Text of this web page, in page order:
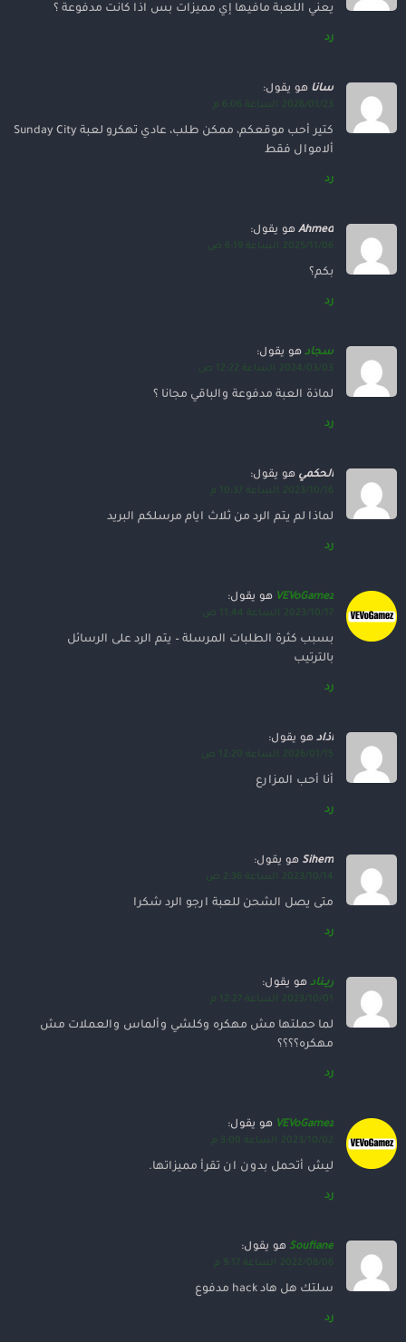
يعني اللعبة مافيها إي مميزات بس اذا كانت مدفوعة ؟
رد
سانا هو يقول:
2026/01/23 الساعة 6:06 م
كتير أحب موقعكم، ممكن طلب، عادي تهكرو لعبة Sunday City
ألاموال فقط
رد
Ahmed هو يقول:
2025/11/06 الساعة 6:19 ص
بكم؟
رد
سجاد هو يقول:
2024/03/03 الساعة 12:22 ص
لماذة العبة مدفوعة والباقي مجانا ؟
رد
الحكمي هو يقول:
2023/10/16 الساعة 10:37 م
لماذا لم يتم الرد من ثلاث ايام مرسلكم البريد
رد
VEVoGamez هو يقول:
2023/10/17 الساعة 11:44 ص
بسبب كثرة الطلبات المرسلة – يتم الرد على الرسائل
بالترتيب
رد
اذاد هو يقول:
2026/01/15 الساعة 12:20 ص
أنا أحب المزارع
رد
Sihem هو يقول:
2023/10/14 الساعة 2:36 ص
متى يصل الشحن للعبة ارجو الرد شكرا
رد
ريـناد هو يقول:
2023/10/01 الساعة 12:27 م
لما حملتها مش مهكره وكلشي وألماس والعملات مش
مهكره؟؟؟؟
رد
VEVoGamez هو يقول:
2023/10/02 الساعة 3:00 م
ليش أتحمل بدون ان تقرأ مميزاتها.
رد
Soufiane هو يقول:
2022/08/06 الساعة 9:17 م
سلتك هل هاد hack مدفوع
رد